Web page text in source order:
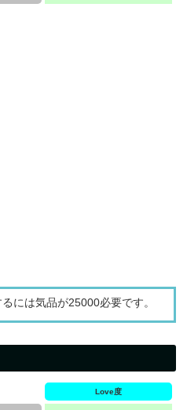
には気品が25000必要です。
Love度